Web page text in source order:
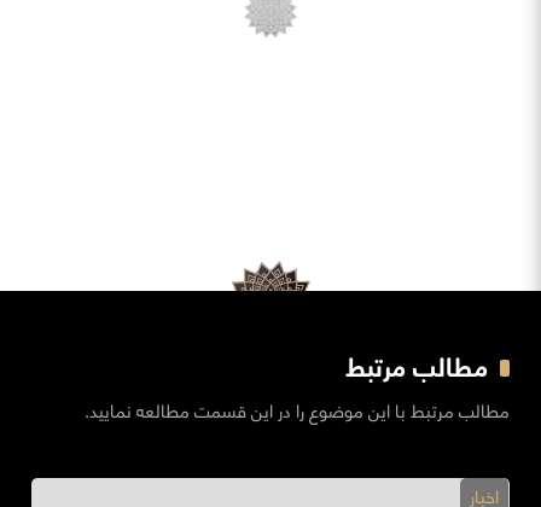
مطالب مرتبط
مطالب مرتبط با این موضوع را در این قسمت مطالعه نمایید.
اخبار